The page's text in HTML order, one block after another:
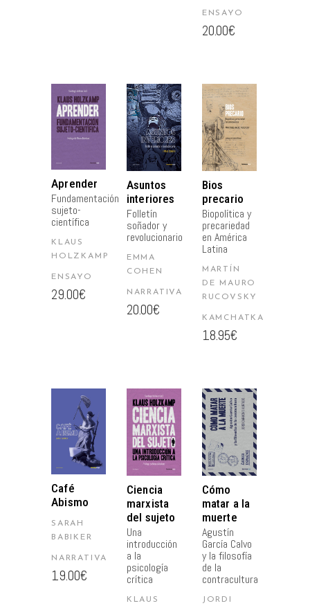
ENSAYO
20.00€
AÑADIR
AL
Aprender
Fundamentación
sujeto-
científica
KLAUS
HOLZKAMP
ENSAYO
29.00€
AÑADIR
AL
CARRITO
Asuntos
interiores
Folletín
soñador y
revolucionario
EMMA
COHEN
NARRATIVA
20.00€
AÑADIR
AL
CARRITO
Bios
precario
Biopolítica y
precariedad
en América
Latina
MARTÍN
DE MAURO
RUCOVSKY
KAMCHATKA
18.95€
AÑADIR
AL
CARRITO
Café
Abismo
SARAH
BABIKER
NARRATIVA
19.00€
AÑADIR
AL
CARRITO
Ciencia
marxista
del sujeto
Una
introducción
a la
psicología
crítica
KLAUS
AÑADIR
AL
CARRITO
Cómo
matar a la
muerte
Agustín
García Calvo
y la filosofía
de la
contracultura
JORDI